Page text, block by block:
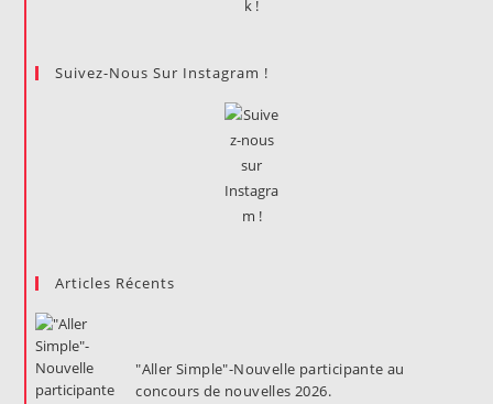
Suivez-Nous Sur Instagram !
Articles Récents
"Aller Simple"-Nouvelle participante au
concours de nouvelles 2026.